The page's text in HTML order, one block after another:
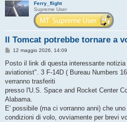
Ferry_flight
Supreme User
Il Tomcat potrebbe tornare a
M
s
a
g
i
o
12 maggio 2026, 14:09
Posto il link di questa interessante
aviationist". 3 F-14D ( Bureau Numbers
verranno trasferiti
presso l'U.S. Space and Rocket Center
Alabama.
E' possibile (ma ci vorranno anni) che
condizioni di volo, ovviamente per brevi